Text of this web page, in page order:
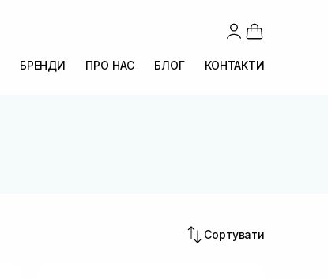
БРЕНДИ ПРО НАС БЛОГ КОНТАКТИ
Сортувати